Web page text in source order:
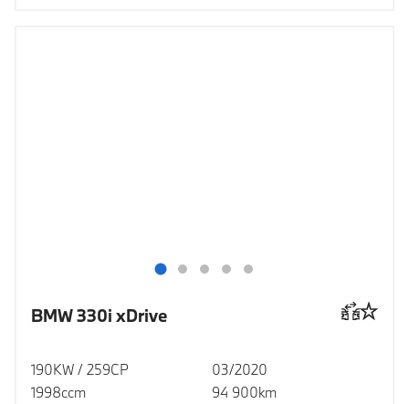
BMW 330i xDrive
190KW / 259CP
1998ccm
03/2020
94 900km